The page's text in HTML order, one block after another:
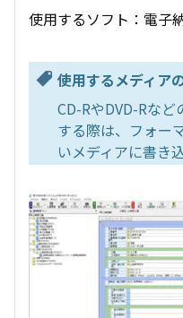
使用するソフト：電子
使用するメディア
CD-RやDVD-Rな
する際は、フォー
いメディアに書き